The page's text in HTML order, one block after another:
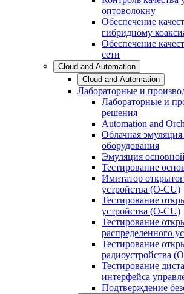
оптоволокну
Обеспечение
гибридному
Обеспечение
сети
Cloud and Automation
Cloud and Automation
Лабораторные и
Лабораторные и
решения
Automation and
Облачная эмуляция
оборудования
Эмуляция
Тестирование
Имитатор
устройства (O-CU)
Тестирование
устройства (O-CU)
Тестирование
распределенного
Тестирование
радиоустройства
Тестирование
интерфейса
Подтверждение